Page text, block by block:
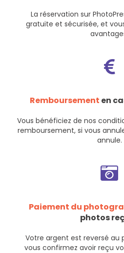
La réservation sur
gratuite et sécurisée, et
Remboursement en
Vous bénéficiez de nos
remboursement, si vous
annule.
Paiement du
photos
Votre argent est reversé au
vous confirmez avoir reçu